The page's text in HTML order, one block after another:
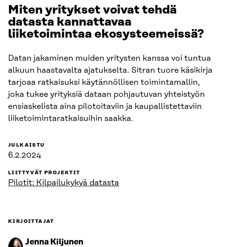
Miten yritykset voivat tehdä
datasta kannattavaa
liiketoimintaa ekosysteemeissä?
Datan jakaminen muiden yritysten kanssa voi tuntua
alkuun haastavalta ajatukselta. Sitran tuore käsikirja
tarjoaa ratkaisuksi käytännöllisen toimintamallin,
joka tukee yrityksiä dataan pohjautuvan yhteistyön
ensiaskelista aina pilotoitaviin ja kaupallistettaviin
liiketoimintaratkaisuihin saakka.
JULKAISTU
6.2.2024
LIITTYVÄT PROJEKTIT
Pilotit: Kilpailukykyä datasta
KIRJOITTAJAT
Jenna Kiljunen